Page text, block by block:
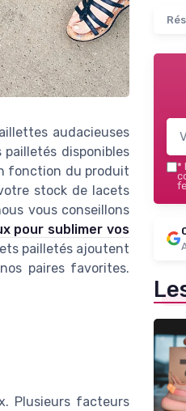
audacieuses
disponibles
fonction du produit
stock de lacets
vous conseillons
pour sublimer vos
pailletés ajoutent
paires favorites.
Plusieurs facteurs
*